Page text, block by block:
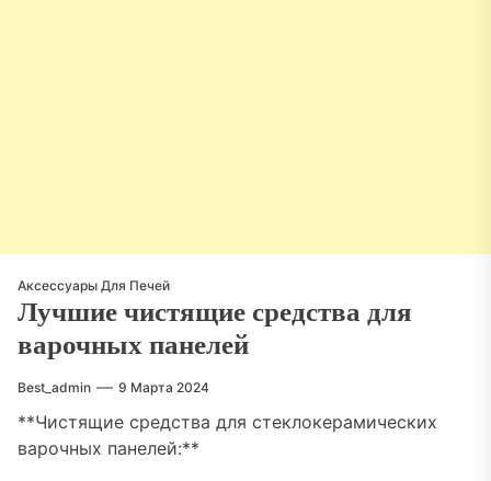
Аксессуары Для Печей
Лучшие чистящие средства для
варочных панелей
Best_admin 9 Марта 2024
**Чистящие средства для стеклокерамических
варочных панелей:**